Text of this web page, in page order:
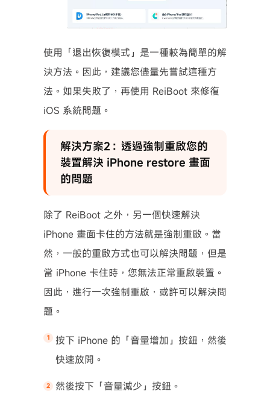
使用「退出恢復模式」是一種較為簡單的解
決方法。因此，建議您儘量先嘗試這種方
法。如果失敗了，再使用 ReiBoot 來修復
iOS 系統問題。
解決方案2：透過強制重啟您的
裝置解決 iPhone restore 畫面
的問題
除了 ReiBoot 之外，另一個快速解決
iPhone 畫面卡住的方法就是強制重啟。當
然，一般的重啟方式也可以解決問題，但是
當 iPhone 卡住時，您無法正常重啟裝置。
因此，進行一次強制重啟，或許可以解決問
題。
按下 iPhone 的「音量增加」按鈕，然後
快速放開。
然後按下「音量減少」按鈕。